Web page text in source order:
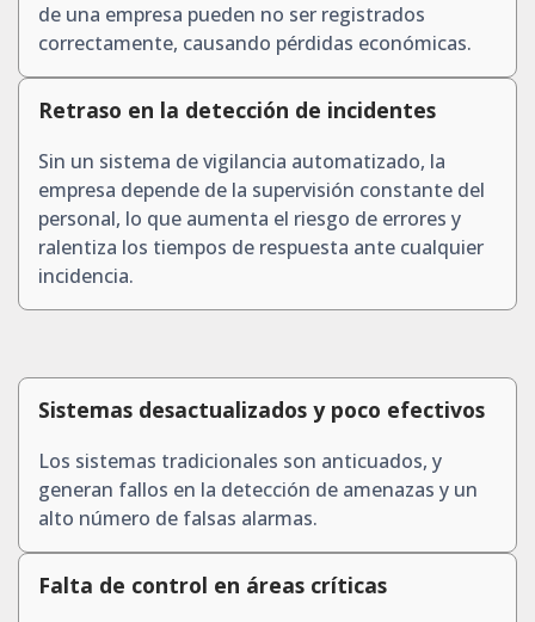
de una empresa pueden no ser registrados
correctamente, causando pérdidas económicas.
Retraso en la detección de incidentes
Sin un sistema de vigilancia automatizado, la
empresa depende de la supervisión constante del
personal, lo que aumenta el riesgo de errores y
ralentiza los tiempos de respuesta ante cualquier
incidencia.
Sistemas desactualizados y poco efectivos
Los sistemas tradicionales son anticuados, y
generan fallos en la detección de amenazas y un
alto número de falsas alarmas.
Falta de control en áreas críticas